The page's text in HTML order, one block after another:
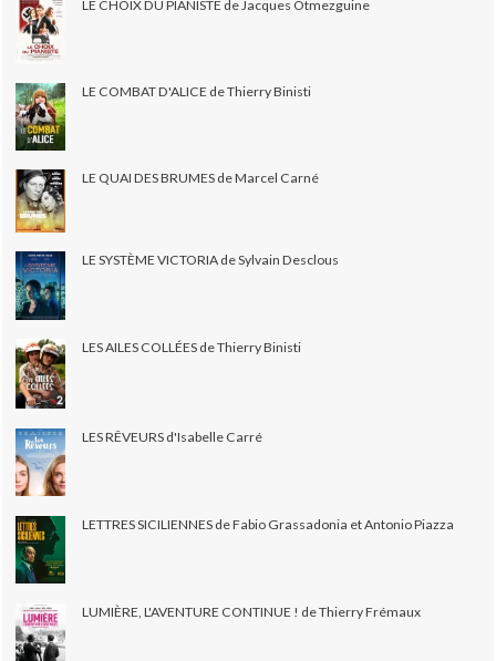
LE CHOIX DU PIANISTE de Jacques Otmezguine
LE COMBAT D'ALICE de Thierry Binisti
LE QUAI DES BRUMES de Marcel Carné
LE SYSTÈME VICTORIA de Sylvain Desclous
LES AILES COLLÉES de Thierry Binisti
LES RÊVEURS d'Isabelle Carré
LETTRES SICILIENNES de Fabio Grassadonia et Antonio Piazza
LUMIÈRE, L'AVENTURE CONTINUE ! de Thierry Frémaux